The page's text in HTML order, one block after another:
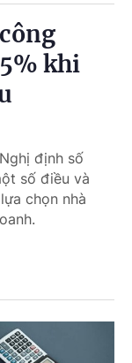
khi
định số
số điều và
chọn nhà